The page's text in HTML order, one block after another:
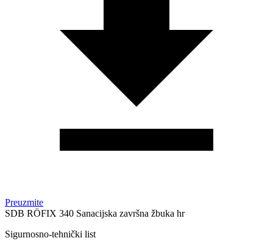
Preuzmite
SDB RÖFIX 340 Sanacijska završna žbuka hr
Sigurnosno-tehnički list